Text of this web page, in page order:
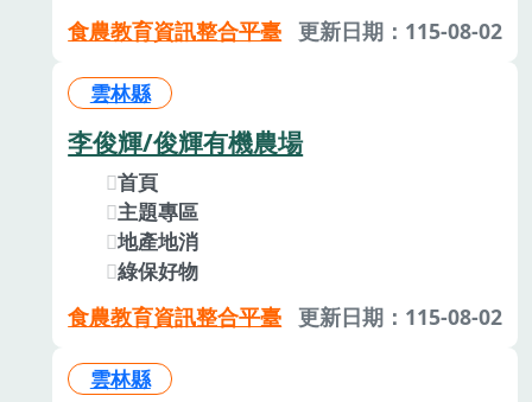
食農教育資訊整合平臺 更新日期：115-08-02
雲林縣
李俊輝/俊輝有機農場
首頁
主題專區
地產地消
綠保好物
食農教育資訊整合平臺 更新日期：115-08-02
雲林縣